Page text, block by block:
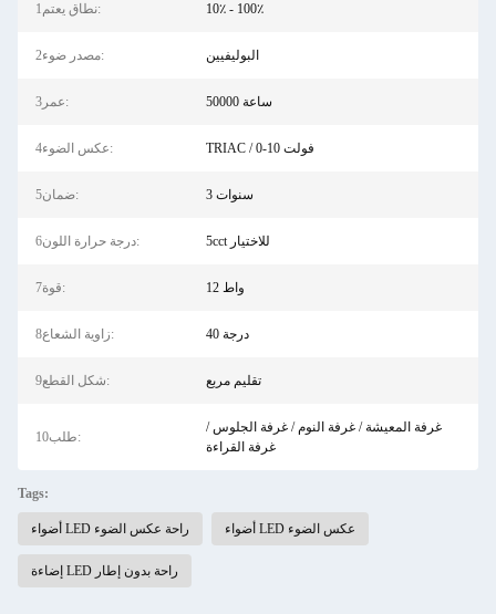
1نطاق يعتم: 10٪ - 100٪
2مصدر ضوء: البوليفيين
3عمر: 50000 ساعة
4عكس الضوء: TRIAC / 0-10 فولت
5ضمان: 3 سنوات
6درجة حرارة اللون: 5cct للاختيار
7قوة: 12 واط
8زاوية الشعاع: 40 درجة
9شكل القطع: تقليم مربع
10طلب:
غرفة المعيشة / غرفة النوم / غرفة الجلوس /
غرفة القراءة
Tags:
أضواء LED راحة عكس الضوء أضواء LED عكس الضوء
إضاءة LED راحة بدون إطار